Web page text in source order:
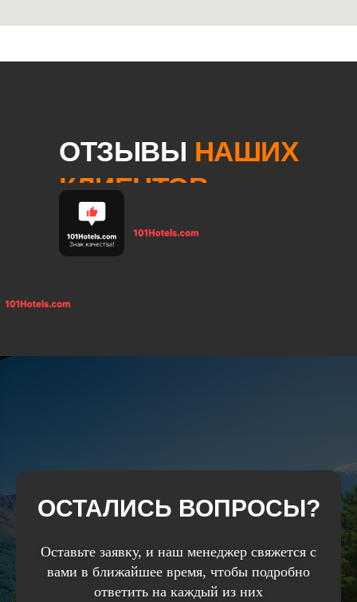
ОТЗЫВЫ НАШИХ
КЛИЕНТОВ
ОСТАЛИСЬ ВОПРОСЫ?
Оставьте заявку, и наш менеджер свяжется с
вами в ближайшее время, чтобы подробно
ответить на каждый из них